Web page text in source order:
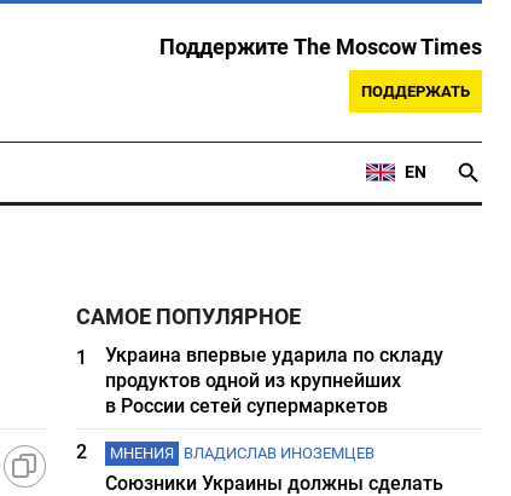
Поддержите The Moscow Times
ПОДДЕРЖАТЬ
EN
САМОЕ ПОПУЛЯРНОЕ
1
Украина впервые ударила по складу
продуктов одной из крупнейших
в России сетей супермаркетов
2
МНЕНИЯ ВЛАДИСЛАВ ИНОЗЕМЦЕВ
Союзники Украины должны сделать